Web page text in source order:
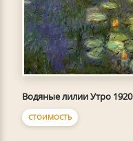
Водяные лилии Утро 1920
СТОИМОСТЬ